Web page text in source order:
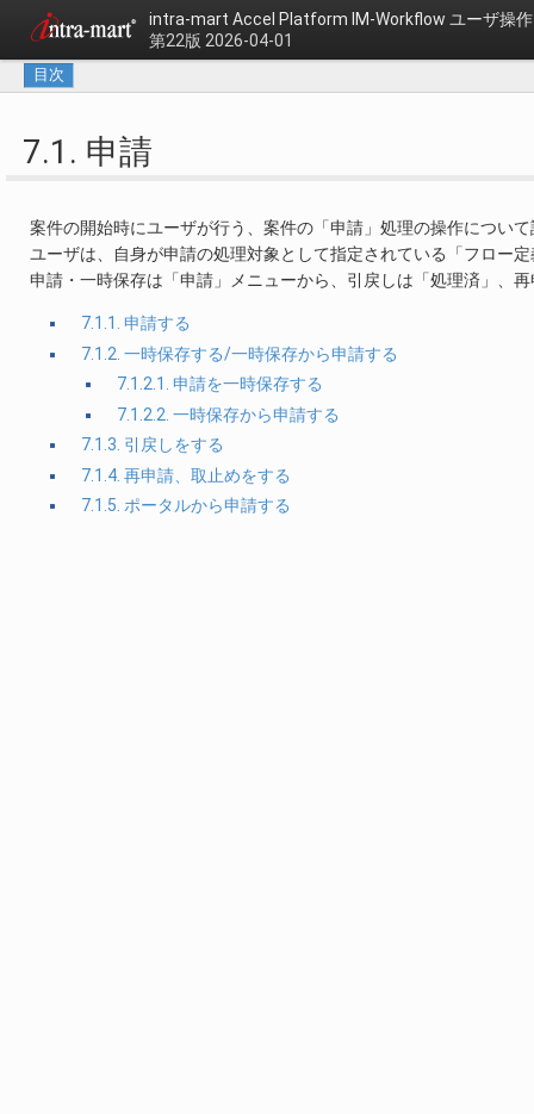
intra-mart Accel Platform IM-Workflow ユーザ操
第22版 2026-04-01
目次
7.1. 申請
案件の開始時にユーザが行う、案件の「申請」処理の操作につい
ユーザは、自身が申請の処理対象として指定されている「フロー
申請・一時保存は「申請」メニューから、引戻しは「処理済」、
7.1.1. 申請する
7.1.2. 一時保存する/一時保存から申請する
7.1.2.1. 申請を一時保存する
7.1.2.2. 一時保存から申請する
7.1.3. 引戻しをする
7.1.4. 再申請、取止めをする
7.1.5. ポータルから申請する